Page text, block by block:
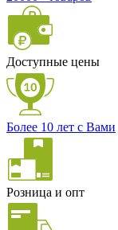
Доступные цены
Более 10 лет с Вами
Розница и опт